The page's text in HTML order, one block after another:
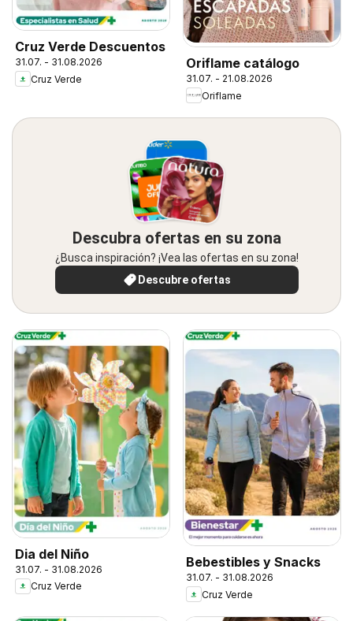
Cruz Verde Descuentos
31.07. - 31.08.2026
Cruz Verde
Oriflame catálogo
31.07. - 21.08.2026
Oriflame
Descubra ofertas en su zona
¿Busca inspiración? ¡Vea las ofertas en su zona!
Descubre ofertas
Dia del Niño
31.07. - 31.08.2026
Cruz Verde
Bebestibles y Snacks
31.07. - 31.08.2026
Cruz Verde